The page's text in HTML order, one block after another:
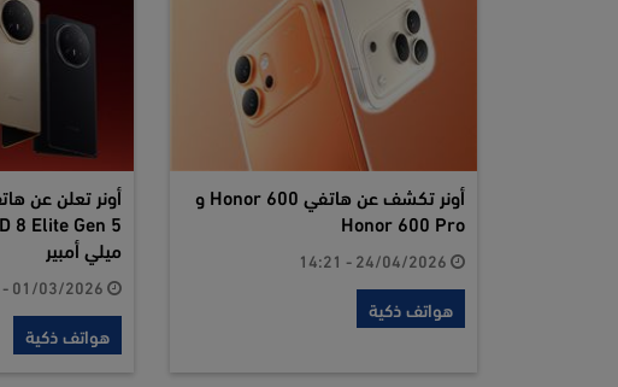
أونر تكشف عن هاتفي Honor 600 و
Honor 600 Pro
هواتف ذكية
ميلي أمبير
هواتف ذكية